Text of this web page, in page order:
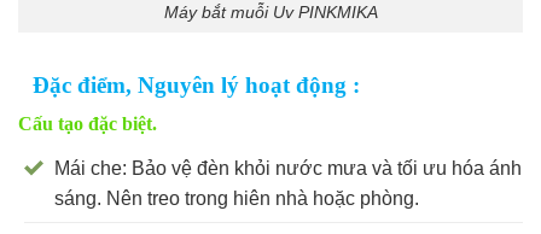
Máy bắt muỗi Uv PINKMIKA
Đặc điểm, Nguyên lý hoạt động :
Cấu tạo đặc biệt.
Mái che: Bảo vệ đèn khỏi nước mưa và tối ưu hóa ánh
sáng. Nên treo trong hiên nhà hoặc phòng.